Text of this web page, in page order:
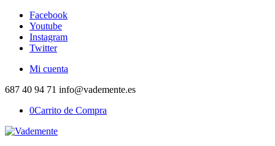
Facebook
Youtube
Instagram
Twitter
Mi cuenta
687 40 94 71 info@vademente.es
0Carrito de Compra